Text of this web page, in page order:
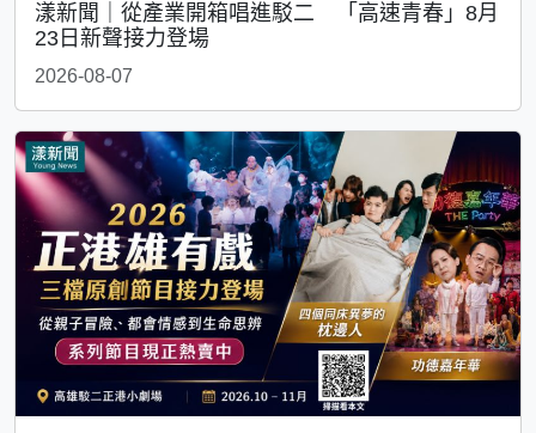
漾新聞｜從產業開箱唱進駁二 「高速青春」8月
23日新聲接力登場
2026-08-07